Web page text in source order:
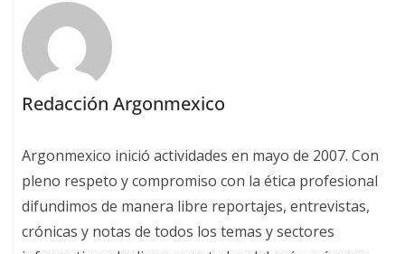
Redacción Argonmexico
Argonmexico inició actividades en mayo de 2007. Con
pleno respeto y compromiso con la ética profesional
difundimos de manera libre reportajes, entrevistas,
crónicas y notas de todos los temas y sectores